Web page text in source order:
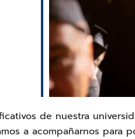
de nuestra
a acompañarnos para